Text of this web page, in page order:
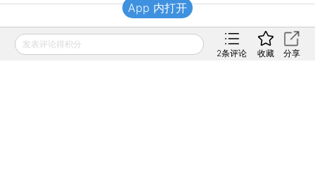
财新移动
发表评论得积分
2条评论 收藏 分享
App 内打开